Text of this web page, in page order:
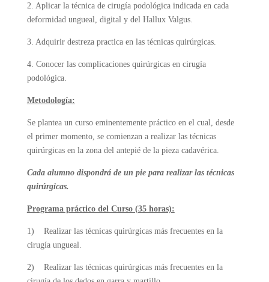
2. Aplicar la técnica de cirugía podológica indicada en cada
deformidad ungueal, digital y del Hallux Valgus.
3. Adquirir destreza practica en las técnicas quirúrgicas.
4. Conocer las complicaciones quirúrgicas en cirugía
podológica.
Metodología:
Se plantea un curso eminentemente práctico en el cual, desde
el primer momento, se comienzan a realizar las técnicas
quirúrgicas en la zona del antepié de la pieza cadavérica.
Cada alumno dispondrá de un pie para realizar las técnicas
quirúrgicas.
Programa práctico del Curso (35 horas):
1) Realizar las técnicas quirúrgicas más frecuentes en la
cirugía ungueal.
2) Realizar las técnicas quirúrgicas más frecuentes en la